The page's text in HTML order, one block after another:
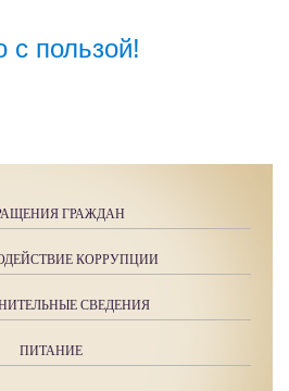
с пользой!
ГРАЖДАН
КОРРУПЦИИ
СВЕДЕНИЯ
ПИТАНИЕ